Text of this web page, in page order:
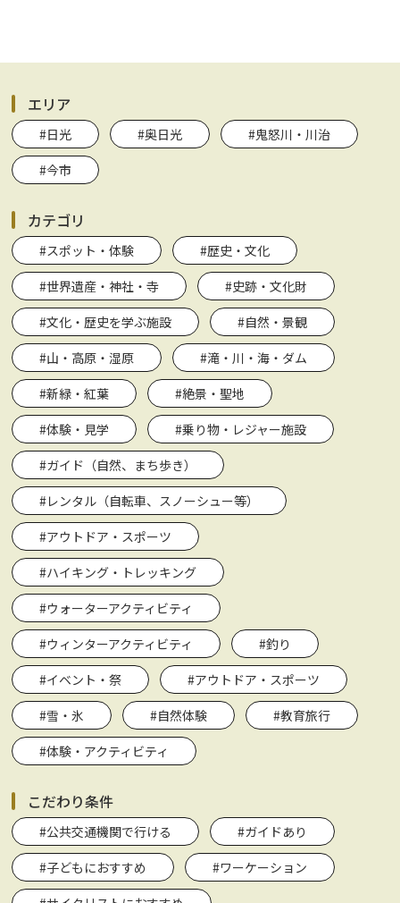
エリア
#日光 #奥日光
#鬼怒川・川治
#今市
カテゴリ
#スポット・体験
#歴史・文化
#世界遺産・神社・寺
#史跡・文化財
#文化・歴史を学ぶ施設
#自然・景観
#山・高原・湿原
#滝・川・海・ダム
#新緑・紅葉
#絶景・聖地
#体験・見学
#乗り物・レジャー施設
#ガイド（自然、まち歩き）
#レンタル（自転車、スノーシュー等）
#アウトドア・スポーツ
#ハイキング・トレッキング
#ウォーターアクティビティ
#ウィンターアクティビティ
#釣り
#イベント・祭
#アウトドア・スポーツ
#雪・氷
#自然体験
#教育旅行
#体験・アクティビティ
こだわり条件
#公共交通機関で行ける
#ガイドあり
#子どもにおすすめ
#ワーケーション